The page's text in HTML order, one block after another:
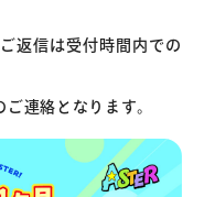
返信は受付時間内での
連絡となります。